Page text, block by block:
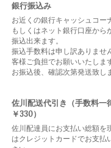
銀行振込み
お近くの銀行キャッシュコー
もしくはネット銀行口座から
振込出来ます。
振込手数料は申し訳ありませ
客様ご負担でお願いいたしま
お振込後、確認次第発送致し
佐川配送代引き（手数料一
￥330）
佐川配達員にお支払い総額を
はクレジットカードでお支払